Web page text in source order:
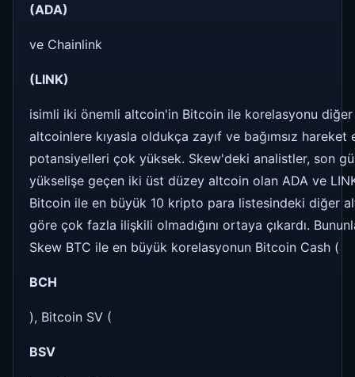
(ADA)
ve Chainlink
(LINK)
isimli iki önemli altcoin'in Bitcoin ile korelasyonu diğer
altcoinlere kıyasla oldukça zayıf ve bağımsız hareket
potansiyelleri çok yüksek. Skew'deki analistler, son
yükselişe geçen iki üst düzey altcoin olan ADA ve
Bitcoin ile en büyük 10 kripto para listesindeki diğer
göre çok fazla ilişkili olmadığını ortaya çıkardı.
Skew BTC ile en büyük korelasyonun Bitcoin Cash (
BCH
), Bitcoin SV (
BSV